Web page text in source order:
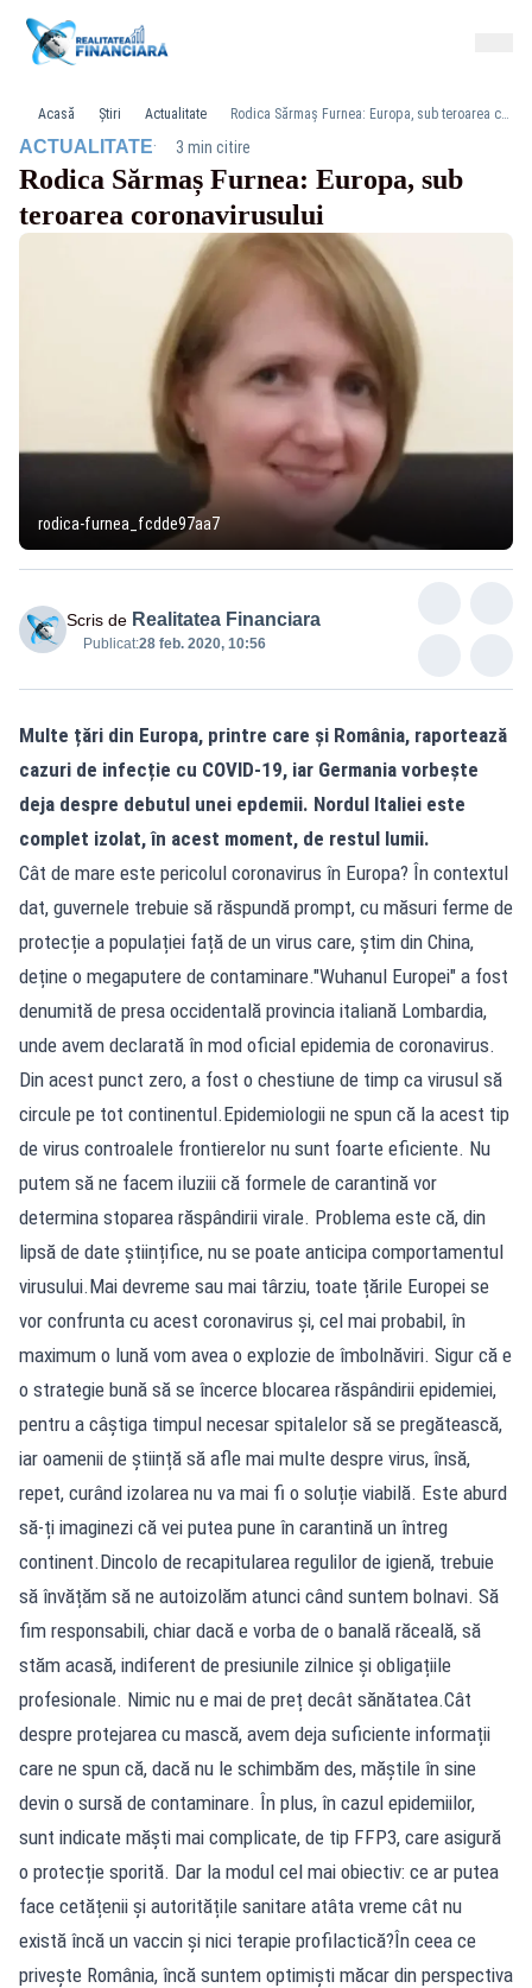
Acasă Știri Actualitate Rodica Sărmaș Furnea: Europa, sub teroarea coronavirusului
ACTUALITATE· 3 min citire
Rodica Sărmaș Furnea: Europa, sub
teroarea coronavirusului
rodica-furnea_fcdde97aa7
Scris de Realitatea Financiara
Publicat:28 feb. 2020, 10:56
Multe țări din Europa, printre care și România, raportează
cazuri de infecție cu COVID-19, iar Germania vorbește
deja despre debutul unei epdemii. Nordul Italiei este
complet izolat, în acest moment, de restul lumii.
Cât de mare este pericolul coronavirus în Europa? În contextul
dat, guvernele trebuie să răspundă prompt, cu măsuri ferme de
protecție a populației față de un virus care, știm din China,
deține o megaputere de contaminare."Wuhanul Europei" a fost
denumită de presa occidentală provincia italiană Lombardia,
unde avem declarată în mod oficial epidemia de coronavirus.
Din acest punct zero, a fost o chestiune de timp ca virusul să
circule pe tot continentul.Epidemiologii ne spun că la acest tip
de virus controalele frontierelor nu sunt foarte eficiente. Nu
putem să ne facem iluziii că formele de carantină vor
determina stoparea răspândirii virale. Problema este că, din
lipsă de date științifice, nu se poate anticipa comportamentul
virusului.Mai devreme sau mai târziu, toate țările Europei se
vor confrunta cu acest coronavirus și, cel mai probabil, în
maximum o lună vom avea o explozie de îmbolnăviri. Sigur că e
o strategie bună să se încerce blocarea răspândirii epidemiei,
pentru a câștiga timpul necesar spitalelor să se pregătească,
iar oamenii de știință să afle mai multe despre virus, însă,
repet, curând izolarea nu va mai fi o soluție viabilă. Este aburd
să-ți imaginezi că vei putea pune în carantină un întreg
continent.Dincolo de recapitularea regulilor de igienă, trebuie
să învățăm să ne autoizolăm atunci când suntem bolnavi. Să
fim responsabili, chiar dacă e vorba de o banală răceală, să
stăm acasă, indiferent de presiunile zilnice și obligațiile
profesionale. Nimic nu e mai de preț decât sănătatea.Cât
despre protejarea cu mască, avem deja suficiente informații
care ne spun că, dacă nu le schimbăm des, măștile în sine
devin o sursă de contaminare. În plus, în cazul epidemiilor,
sunt indicate măști mai complicate, de tip FFP3, care asigură
o protecție sporită. Dar la modul cel mai obiectiv: ce ar putea
face cetățenii și autoritățile sanitare atâta vreme cât nu
există încă un vaccin și nici terapie profilactică?În ceea ce
privește România, încă suntem optimiști măcar din perspectiva